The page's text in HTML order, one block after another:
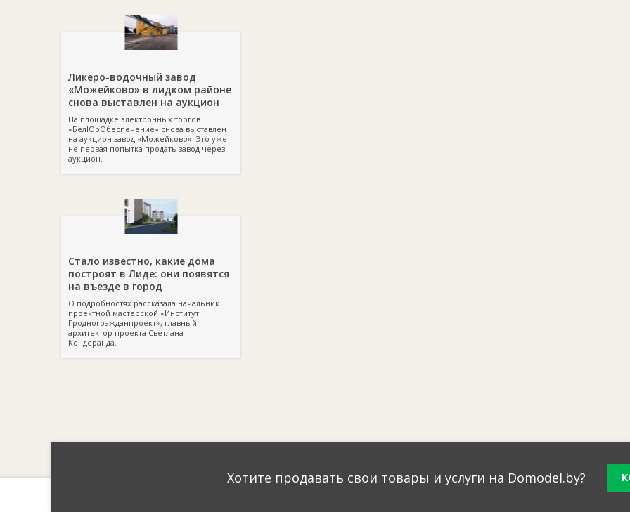
Ликеро-водочный завод
«Можейково» в лидком районе
снова выставлен на аукцион
На площадке электронных торгов
«БелЮрОбеспечение» снова выставлен
на аукцион завод «Можейково». Это уже
не первая попытка продать завод через
аукцион.
Стало известно, какие дома
построят в Лиде: они появятся
на въезде в город
О подробностях рассказала начальник
проектной мастерской «Институт
Гродногражданпроект», главный
архитектор проекта Светлана
Кондеранда.
Хотите продавать свои товары и услуги на Domodel.by?